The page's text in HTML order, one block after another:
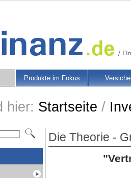
Produkte im Fokus
hier: Startseite /
Die Theorie -